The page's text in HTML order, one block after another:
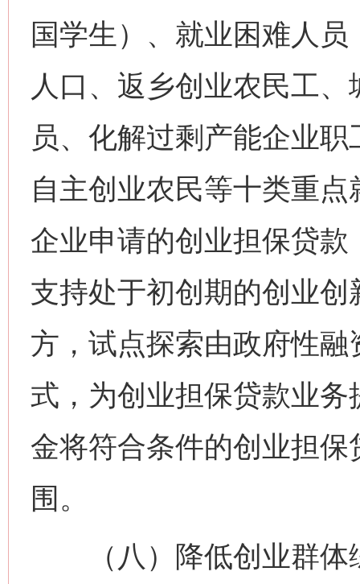
国学生）、就业困难人
人口、返乡创业农民工
员、化解过剩产能企业
自主创业农民等十类重
企业申请的创业担保贷
支持处于初创期的创业
方，试点探索由政府性
式，为创业担保贷款业
金将符合条件的创业担
围。
（八）降低创业群体